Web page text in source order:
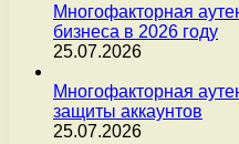
Многофакторная
бизнеса в 2026 году
25.07.2026
Многофакторная
защиты аккаунтов
25.07.2026